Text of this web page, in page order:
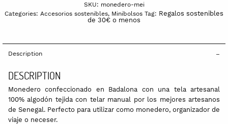
SKU: monedero-mei
Categories: Accesorios sostenibles, Minibolsos Tag: Regalos sostenibles
de 30€ o menos
Description
DESCRIPTION
Monedero confeccionado en Badalona con una tela artesanal
100% algodón tejida con telar manual por los mejores artesanos
de Senegal. Perfecto para utilizar como monedero, organizador de
viaje o neceser.